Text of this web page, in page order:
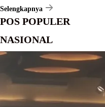
Selengkapnya
POS POPULER
NASIONAL